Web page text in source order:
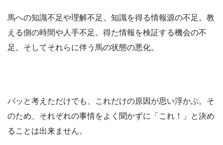
馬への知識不足や理解不足。知識を得る情報源の不足。教
える側の時間や人手不足。得た情報を検証する機会の不
足。そしてそれらに伴う馬の状態の悪化。
パッと考えただけでも、これだけの原因が思い浮かぶ。そ
のため、それぞれの事情をよく聞かずに「これ！」と決め
ることは出来ません。